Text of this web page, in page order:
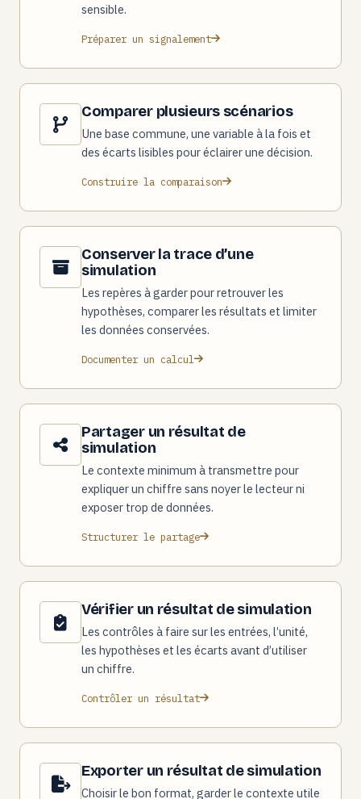
sensible.
Préparer un signalement
Comparer plusieurs scénarios
Une base commune, une variable à la fois et
des écarts lisibles pour éclairer une décision.
Construire la comparaison
Conserver la trace d’une
simulation
Les repères à garder pour retrouver les
hypothèses, comparer les résultats et limiter
les données conservées.
Documenter un calcul
Partager un résultat de
simulation
Le contexte minimum à transmettre pour
expliquer un chiffre sans noyer le lecteur ni
exposer trop de données.
Structurer le partage
Vérifier un résultat de simulation
Les contrôles à faire sur les entrées, l’unité,
les hypothèses et les écarts avant d’utiliser
un chiffre.
Contrôler un résultat
Exporter un résultat de simulation
Choisir le bon format, garder le contexte utile